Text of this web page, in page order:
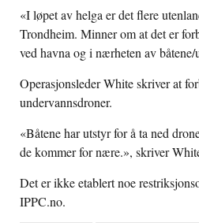
«I løpet av helga er det flere
Trondheim. Minner om at det er
ved havna og i nærheten av båtene/
Operasjonsleder White skriver at
undervannsdroner.
«Båtene har utstyr for å ta ned
de kommer for nære.», skriver
Det er ikke etablert noe
IPPC.no.